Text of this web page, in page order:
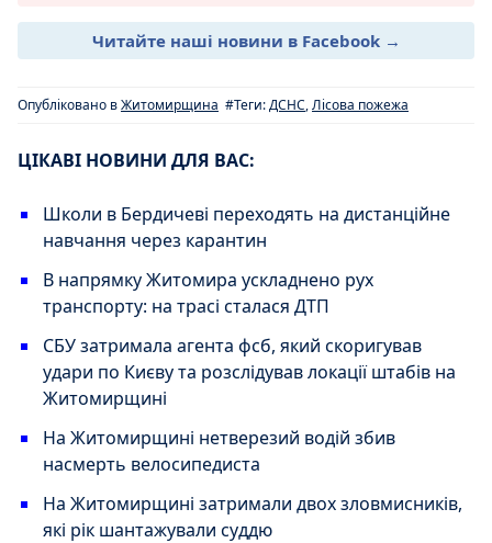
Читайте наші новини в Facebook →
Опубліковано вЖитомирщина #Теги:ДСНС,Лісова пожежа
ЦІКАВІ НОВИНИ ДЛЯ ВАС:
Школи в Бердичеві переходять на дистанційне
навчання через карантин
В напрямку Житомира ускладнено рух
транспорту: на трасі сталася ДТП
СБУ затримала агента фсб, який скоригував
удари по Києву та розслідував локації штабів на
Житомирщині
На Житомирщині нетверезий водій збив
насмерть велосипедиста
На Житомирщині затримали двох зловмисників,
які рік шантажували суддю